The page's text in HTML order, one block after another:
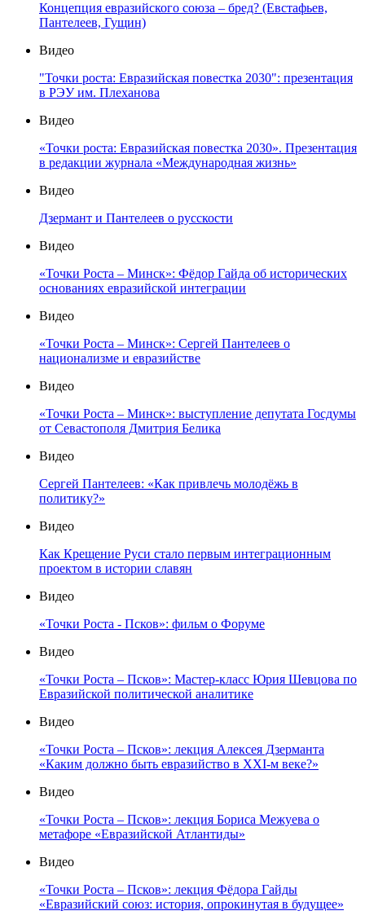
Концепция евразийского союза – бред? (Евстафьев,
Пантелеев, Гущин)
Видео
"Точки роста: Евразийская повестка 2030": презентация
в РЭУ им. Плеханова
Видео
«Точки роста: Евразийская повестка 2030». Презентация
в редакции журнала «Международная жизнь»
Видео
Дзермант и Пантелеев о русскости
Видео
«Точки Роста – Минск»: Фёдор Гайда об исторических
основаниях евразийской интеграции
Видео
«Точки Роста – Минск»: Сергей Пантелеев о
национализме и евразийстве
Видео
«Точки Роста – Минск»: выступление депутата Госдумы
от Севастополя Дмитрия Белика
Видео
Сергей Пантелеев: «Как привлечь молодёжь в
политику?»
Видео
Как Крещение Руси стало первым интеграционным
проектом в истории славян
Видео
«Точки Роста - Псков»: фильм о Форуме
Видео
«Точки Роста – Псков»: Мастер-класс Юрия Шевцова по
Евразийской политической аналитике
Видео
«Точки Роста – Псков»: лекция Алексея Дзерманта
«Каким должно быть евразийство в XXI-м веке?»
Видео
«Точки Роста – Псков»: лекция Бориса Межуева о
метафоре «Евразийской Атлантиды»
Видео
«Точки Роста – Псков»: лекция Фёдора Гайды
«Евразийский союз: история, опрокинутая в будущее»